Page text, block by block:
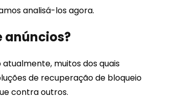
analisá-los agora.
anúncios?
muitos dos quais
de recuperação de bloqueio
contra outros.